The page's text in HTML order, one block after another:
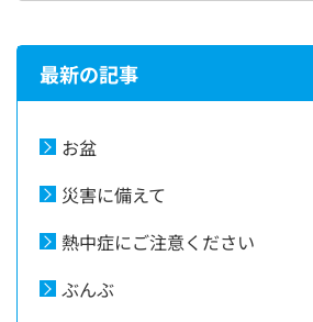
最新の記事
お盆
災害に備えて
熱中症にご注意ください
ぶんぶ